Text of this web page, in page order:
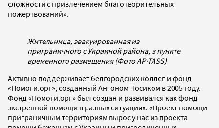
сложности с привлечением благотворительных
пожертвований».
Жительница, эвакуированная из
приграничного с Украиной района, в пункте
временного размещения (Фото AP·TASS)
Активно поддерживает белгородских коллег и фонд
«Помоги.орг», созданный Антоном Носиком в 2005 году.
Фонд «Помоги.орг» был создан и развивался как фонд
экстренной помощи в разных ситуациях. «Проект помощи
приграничным территориям вырос у нас из проекта